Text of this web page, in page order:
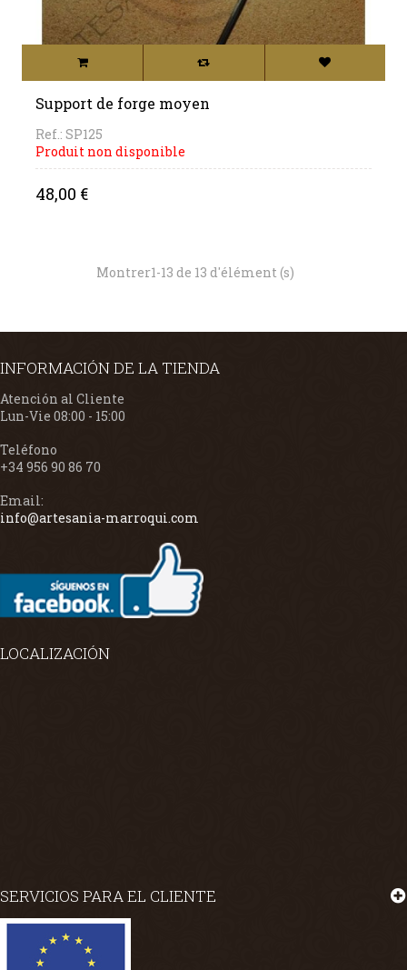
Support de forge moyen
Ref.: SP125
Produit non disponible
Price
48,00 €
Montrer1-13 de 13 d'élément (s)
INFORMACIÓN DE LA TIENDA
Atención al Cliente
Lun-Vie 08:00 - 15:00
Teléfono
+34 956 90 86 70
Email:
info@artesania-marroqui.com
LOCALIZACIÓN
SERVICIOS PARA EL CLIENTE